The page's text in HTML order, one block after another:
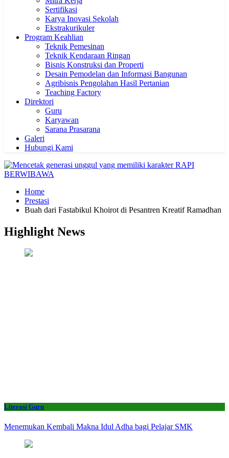
Sertifikasi
Karya Inovasi Sekolah
Ekstrakurikuler
Program Keahlian
Teknik Pemesinan
Teknik Kendaraan Ringan
Bisnis Konstruksi dan Properti
Desain Pemodelan dan Informasi Bangunan
Agribisnis Pengolahan Hasil Pertanian
Teaching Factory
Direktori
Guru
Karyawan
Sarana Prasarana
Galeri
Hubungi Kami
Home
Prestasi
Buah dari Fastabikul Khoirot di Pesantren Kreatif Ramadhan
Highlight News
Literasi Guru
Menemukan Kembali Makna Idul Adha bagi Pelajar SMK